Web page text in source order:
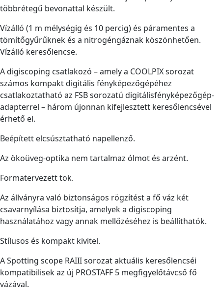
többrétegű bevonattal készült.
Vízálló (1 m mélységig és 10 percig) és páramentes a
tömítőgyűrűknek és a nitrogéngáznak köszönhetően.
Vízálló keresőlencse.
A digiscoping csatlakozó – amely a COOLPIX sorozat
számos kompakt digitális fényképezőgépéhez
csatlakoztatható az FSB sorozatú digitálisfényképezőgép-
adapterrel – három újonnan kifejlesztett keresőlencsével
érhető el.
Beépített elcsúsztatható napellenző.
Az ökoüveg-optika nem tartalmaz ólmot és arzént.
Formatervezett tok.
Az állványra való biztonságos rögzítést a fő váz két
csavarnyílása biztosítja, amelyek a digiscoping
használatához vagy annak mellőzéséhez is beállíthatók.
Stílusos és kompakt kivitel.
A Spotting scope RAIII sorozat aktuális keresőlencséi
kompatibilisek az új PROSTAFF 5 megfigyelőtávcső fő
vázával.